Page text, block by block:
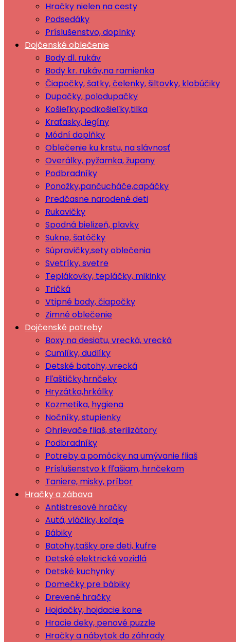
Hračky nielen na cesty
Podsedáky
Príslušenstvo, doplnky
Dojčenské oblečenie
Body dl. rukáv
Body kr. rukáv,na ramienka
Čiapočky, šatky, čelenky, šiltovky, klobúčiky
Dupačky, polodupačky
Košieľky,podkošieľky,tilka
Kraťasky, legíny
Módní doplňky
Oblečenie ku krstu, na slávnosť
Overálky, pyžamka, župany
Podbradníky
Ponožky,pančucháče,capáčky
Predčasne narodené deti
Rukavičky
Spodná bielizeň, plavky
Sukne, šatôčky
Súpravičky,sety oblečenia
Svetríky, svetre
Teplákovky, tepláčky, mikinky
Tričká
Vtipné body, čiapočky
Zimné oblečenie
Dojčenské potreby
Boxy na desiatu, vrecká, vrecká
Cumlíky, dudlíky
Detské batohy, vrecká
Fľaštičky,hrnčeky
Hryzátka,hrkálky
Kozmetika, hygiena
Nočníky, stupienky
Ohrievače fliaš, sterilizátory
Podbradníky
Potreby a pomôcky na umývanie fliaš
Príslušenstvo k fľašiam, hrnčekom
Taniere, misky, príbor
Hračky a zábava
Antistresové hračky
Autá, vláčiky, koľaje
Bábiky
Batohy,tašky pre deti, kufre
Detské elektrické vozidlá
Detské kuchynky
Domečky pre bábiky
Drevené hračky
Hojdačky, hojdacie kone
Hracie deky, penové puzzle
Hračky a nábytok do záhrady